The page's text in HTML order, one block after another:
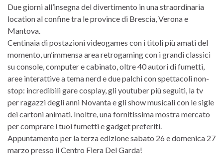
Due giorni all’insegna del divertimento in una straordinaria
location al confine tra le province di Brescia, Verona e
Mantova.
Centinaia di postazioni videogames con i titoli più amati del
momento, un’immensa area retrogaming con i grandi classici
su console, computer e cabinato, oltre 40 autori di fumetti,
aree interattive a tema nerd e due palchi con spettacoli non-
stop: incredibili gare cosplay, gli youtuber più seguiti, la tv
per ragazzi degli anni Novanta e gli show musicali con le sigle
dei cartoni animati. Inoltre, una fornitissima mostra mercato
per comprare i tuoi fumetti e gadget preferiti.
Appuntamento per la terza edizione sabato 26 e domenica 27
marzo presso il Centro Fiera Del Garda!